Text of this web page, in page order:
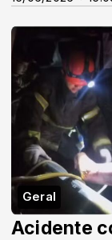
Geral
Acidente